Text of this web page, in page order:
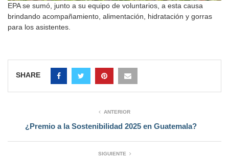
EPA se sumó, junto a su equipo de voluntarios, a esta causa
brindando acompañamiento, alimentación, hidratación y gorras
para los asistentes.
SHARE
ANTERIOR
¿Premio a la Sostenibilidad 2025 en Guatemala?
SIGUIENTE